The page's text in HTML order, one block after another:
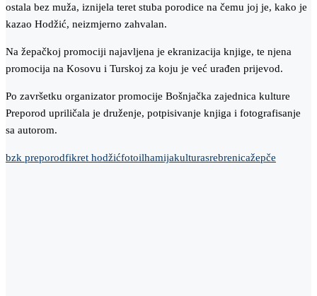
ostala bez muža, iznijela teret stuba porodice na čemu joj je, kako je
kazao Hodžić, neizmjerno zahvalan.
Na žepačkoj promociji najavljena je ekranizacija knjige, te njena
promocija na Kosovu i Turskoj za koju je već urađen prijevod.
Po završetku organizator promocije Bošnjačka zajednica kulture
Preporod upriličala je druženje, potpisivanje knjiga i fotografisanje
sa autorom.
bzk preporodfikret hodžićfotoilhamijakulturasrebrenicažepče